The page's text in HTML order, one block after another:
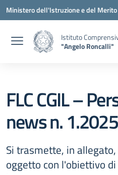
Vai ai contenuti
Vai al menu di navigazione
Vai al footer
Ministero dell'Istruzione e del Merito
Istituto
"Angelo Roncalli"
FLC CGIL –
news n. 1.2025
Si trasmette, in
oggetto con l'obiettivo